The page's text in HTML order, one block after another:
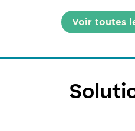
Voir toutes